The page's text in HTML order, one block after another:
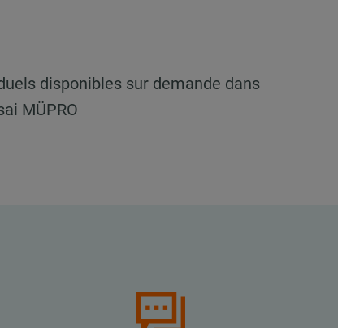
disponibles sur demande dans
MÜPRO